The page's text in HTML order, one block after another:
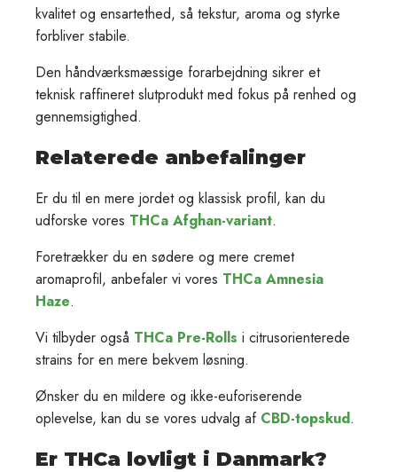
kvalitet og ensartethed, så tekstur, aroma og styrke
forbliver stabile.
Den håndværksmæssige forarbejdning sikrer et
teknisk raffineret slutprodukt med fokus på renhed og
gennemsigtighed.
Relaterede anbefalinger
Er du til en mere jordet og klassisk profil, kan du
udforske vores THCa Afghan-variant.
Foretrækker du en sødere og mere cremet
aromaprofil, anbefaler vi vores THCa Amnesia
Haze.
Vi tilbyder også THCa Pre-Rolls i citrusorienterede
strains for en mere bekvem løsning.
Ønsker du en mildere og ikke-euforiserende
oplevelse, kan du se vores udvalg af CBD-topskud.
Er THCa lovligt i Danmark?